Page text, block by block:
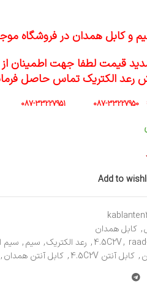
و کابل همدان در فروشگاه
قیمت لطفا جهت اطمینان
رعد الکتریک تماس حاصل
Add to
, کابل همدان
4.5C2V,
, رعد الکتریک, سیم, سیم
, کابل آنتن 4.5C2V , کابل آنتن همدان,